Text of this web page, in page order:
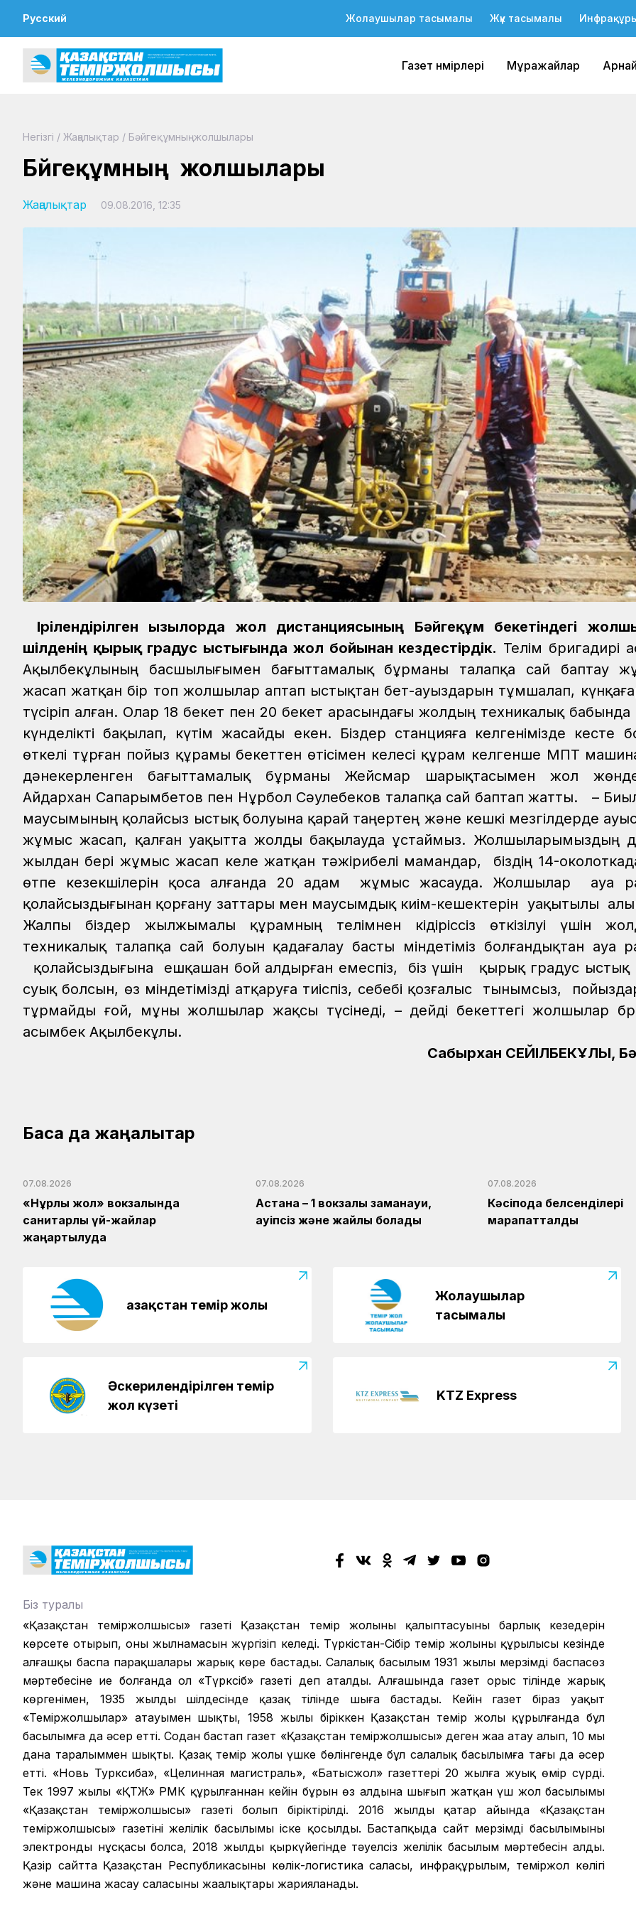
Русский Жолаушылар тасымалы Жүк тасымалы
Газет нөмірлері Мұражайлар
Негізгі / Жаңалықтар / Бәйгеқұмның жолшылары
Бәйгеқұмның жолшылары
Жаңалықтар 09.08.2016, 12:35
Ірілендірілген Қызылорда жол дистанциясының Бәйгеқұм бекетіндегі
шілденің қырық градус ыстығында жол бойынан кездестірдік. Телім бригадирі
Ақылбекұлының басшылығымен бағыттамалық бұрманы талапқа сай баптау
жасап жатқан бір топ жолшылар аптап ыстықтан бет-ауыздарын тұмшалап,
түсіріп алған. Олар 18 бекет пен 20 бекет арасындағы жолдың техникалық
күнделікті бақылап, күтім жасайды екен. Біздер станцияға келгенімізде кесте
өткелі тұрған пойыз құрамы бекеттен өтісімен келесі құрам келгенше МПТ
дәнекерленген бағыттамалық бұрманы Жейсмар шарықтасымен жол
Айдархан Сапарымбетов пен Нұрбол Сәулебеков талапқа сай баптап жатты.
–
маусымының қолайсыз ыстық болуына қарай таңертең және кешкі мезгілдерде
жұмыс жасап, қалған уақытта жолды бақылауда ұстаймыз. Жолшыларымыздың
жылдан бері жұмыс жасап келе жатқан тәжірибелі мамандар, біздің 14-
өтпе кезекшілерін қоса алғанда 20 адам жұмыс жасауда. Жолшылар ауа
қолайсыздығынан қорғану заттары мен маусымдық киім-кешектерін уақытылы
Жалпы біздер жылжымалы құрамның телімнен кідіріссіз өткізілуі үшін
техникалық талапқа сай болуын қадағалау басты міндетіміз болғандықтан ауа
қолайсыздығына ешқашан бой алдырған емеспіз, біз үшін қырық градус ыстық
суық болсын, өз міндетімізді атқаруға тиіспіз, себебі қозғалыс тынымсыз,
тұрмайды ғой, мұны жолшылар жақсы түсінеді, – дейді бекеттегі жолшылар
Қасымбек Ақылбекұлы.
Сабырхан СЕЙІЛБЕКҰЛЫ,
Басқа да жаңалықтар
07.08.2026
«Нұрлы жол» вокзалында
санитарлық үй-жайлар
жаңартылуда
07.08.2026
Астана – 1 вокзалы заманауи,
қауіпсіз және жайлы болады
07.08.2026
Кәсіподақ белсенділері
марапатталды
Қазақстан темір жолы
Жолаушылар
тасымалы
Әскерилендірілген темір
жол күзеті
KTZ Express
Біз туралы
«Қазақстан теміржолшысы» газеті Қазақстан темір жолының қалыптасуының барлық кезеңдерін
көрсете отырып, оның жылнамасын жүргізіп келеді. Түркістан-Сібір темір жолының құрылысы кезінде
алғашқы баспа парақшалары жарық көре бастады. Салалық басылым 1931 жылы мерзімді баспасөз
мәртебесіне ие болғанда ол «Түрксіб» газеті деп аталды. Алғашында газет орыс тілінде жарық
көргенімен, 1935 жылдың шілдесінде қазақ тілінде шыға бастады. Кейін газет біраз уақыт
«Теміржолшылар» атауымен шықты, 1958 жылы біріккен Қазақстан темір жолы құрылғанда бұл
басылымға да әсер етті. Содан бастап газет «Қазақстан теміржолшысы» деген жаңа атау алып, 10 мың
дана таралыммен шықты. Қазақ темір жолы үшке бөлінгенде бұл салалық басылымға тағы да әсер
етті. «Новь Турксиба», «Целинная магистраль», «Батысжол» газеттері 20 жылға жуық өмір сүрді.
Тек 1997 жылы «ҚТЖ» РМК құрылғаннан кейін бұрын өз алдына шығып жатқан үш жол басылымы
«Қазақстан теміржолшысы» газеті болып біріктірілді. 2016 жылдың қаңтар айында «Қазақстан
теміржолшысы» газетінің желілік басылымы іске қосылды. Бастапқыда сайт мерзімді басылымының
электронды нұсқасы болса, 2018 жылдың қыркүйегінде тәуелсіз желілік басылым мәртебесін алды.
Қазір сайтта Қазақстан Республикасының көлік-логистика саласы, инфрақұрылым, теміржол көлігі
және машина жасау саласының жаңалықтары жарияланады.